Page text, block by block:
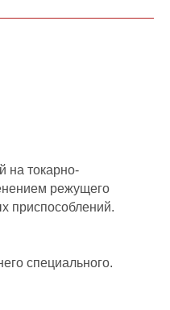
на токарно-
режущего
приспособлений.
специального.